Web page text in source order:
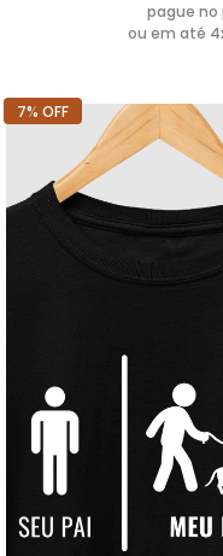
pague no
ou em até
7% OFF